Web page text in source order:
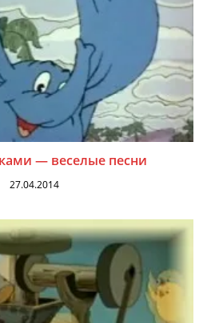
— веселые песни
27.04.2014